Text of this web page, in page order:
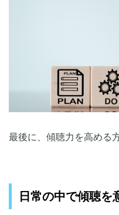
最後に、傾聴力を高める
日常の中で傾聴を